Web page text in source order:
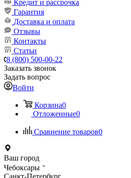
Кредит и рассрочка
Гарантия
Доставка и оплата
Отзывы
Контакты
Статьи
8 (800) 500-00-22
Заказать звонок
Задать вопрос
Войти
Корзина0
Отложенные0
Сравнение товаров0
Ваш город
Чебоксары
Санкт-Петербург